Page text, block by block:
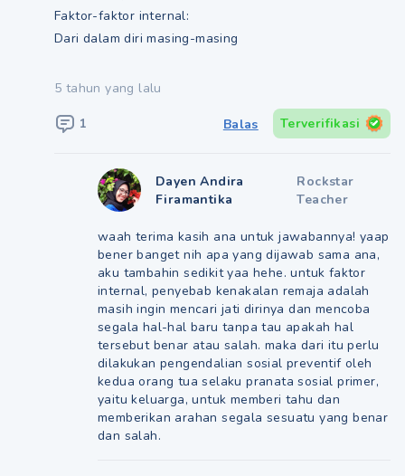
Faktor-faktor internal:
Dari dalam diri masing-masing
5 tahun yang lalu
1 Balas Terverifikasi
Dayen Andira
Firamantika
Rockstar
Teacher
waah terima kasih ana untuk jawabannya! yaap
bener banget nih apa yang dijawab sama ana,
aku tambahin sedikit yaa hehe. untuk faktor
internal, penyebab kenakalan remaja adalah
masih ingin mencari jati dirinya dan mencoba
segala hal-hal baru tanpa tau apakah hal
tersebut benar atau salah. maka dari itu perlu
dilakukan pengendalian sosial preventif oleh
kedua orang tua selaku pranata sosial primer,
yaitu keluarga, untuk memberi tahu dan
memberikan arahan segala sesuatu yang benar
dan salah.